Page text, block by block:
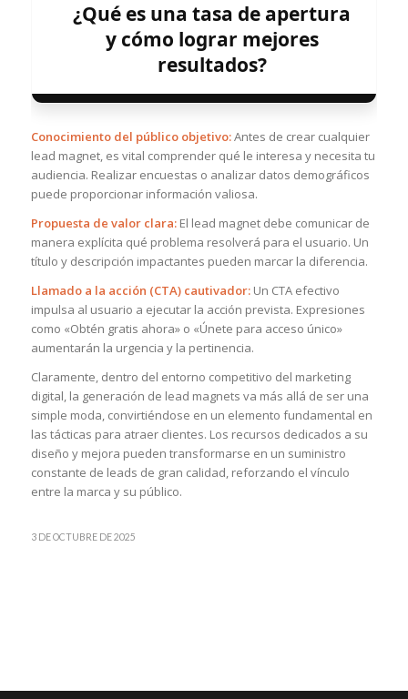
¿Qué es una tasa de apertura
y cómo lograr mejores
resultados?
Conocimiento del público objetivo:Antes de crear cualquier
lead magnet, es vital comprender qué le interesa y necesita tu
audiencia. Realizar encuestas o analizar datos demográficos
puede proporcionar información valiosa.
Propuesta de valor clara:El lead magnet debe comunicar de
manera explícita qué problema resolverá para el usuario. Un
título y descripción impactantes pueden marcar la diferencia.
Llamado a la acción (CTA) cautivador:Un CTA efectivo
impulsa al usuario a ejecutar la acción prevista. Expresiones
como «Obtén gratis ahora» o «Únete para acceso único»
aumentarán la urgencia y la pertinencia.
Claramente, dentro del entorno competitivo del marketing
digital, la generación de lead magnets va más allá de ser una
simple moda, convirtiéndose en un elemento fundamental en
las tácticas para atraer clientes. Los recursos dedicados a su
diseño y mejora pueden transformarse en un suministro
constante de leads de gran calidad, reforzando el vínculo
entre la marca y su público.
3 DE OCTUBRE DE 2025